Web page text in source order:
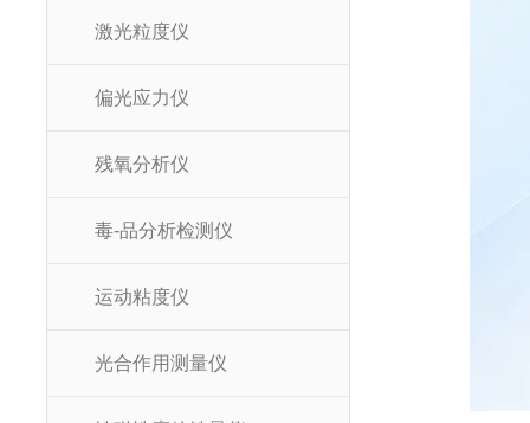
激光粒度仪
偏光应力仪
残氧分析仪
毒-品分析检测仪
运动粘度仪
光合作用测量仪